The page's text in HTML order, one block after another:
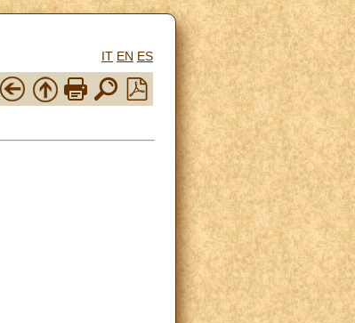
IT EN ES